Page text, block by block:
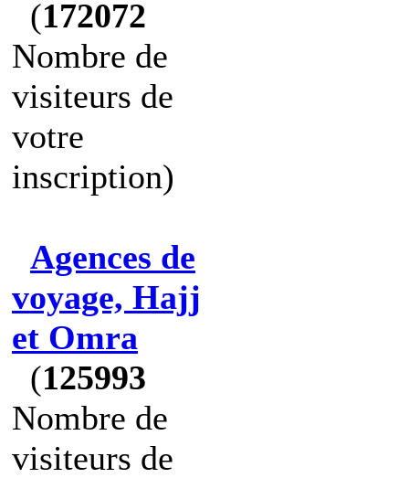
(172072
Nombre de
visiteurs de
votre
inscription)
Agences de
voyage, Hajj
et Omra
(125993
Nombre de
visiteurs de